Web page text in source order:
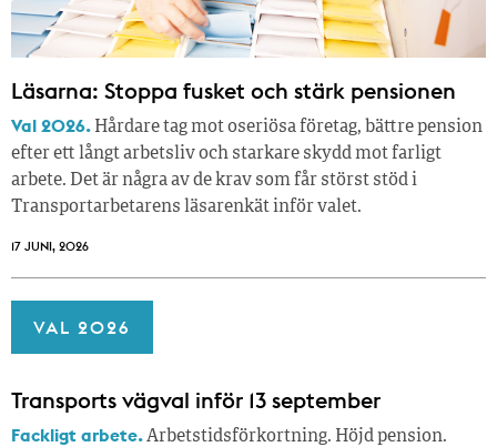
Läsarna: Stoppa fusket och stärk pensionen
Val 2026. Hårdare tag mot oseriösa företag, bättre pension
efter ett långt arbetsliv och starkare skydd mot farligt
arbete. Det är några av de krav som får störst stöd i
Transportarbetarens läsar­enkät inför valet.
17 JUNI, 2026
VAL 2026
Transports vägval inför 13 september
Fackligt arbete.Arbetstidsförkortning. Höjd pension.